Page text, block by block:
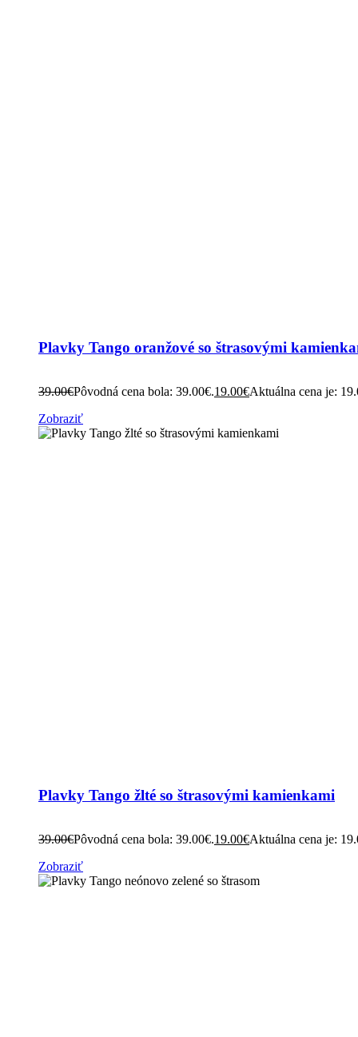
Plavky Tango oranžové so štrasovými
39.00€Pôvodná cena bola: 39.00€.19.00€Aktuálna cena je:
Zobraziť
Plavky Tango žlté so štrasovými kamienkami
39.00€Pôvodná cena bola: 39.00€.19.00€Aktuálna cena je:
Zobraziť